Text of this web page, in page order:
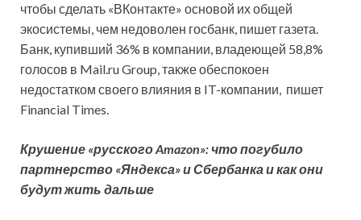
чтобы сделать «ВКонтакте» основой их общей
экосистемы, чем недоволен госбанк, пишет газета.
Банк, купивший 36% в компании, владеющей 58,8%
голосов в Mail.ru Group, также обеспокоен
недостатком своего влияния в IT-компании, пишет
Financial Times.
Крушение «русского Amazon»: что погубило
партнерство «Яндекса» и Сбербанка и как они
будут жить дальше